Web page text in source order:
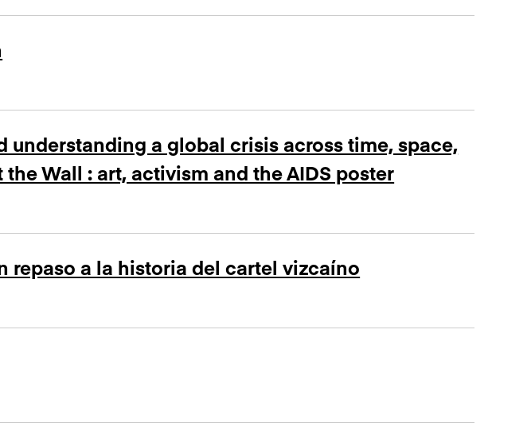
understanding a global crisis across time, space,
Wall : art, activism and the AIDS poster
repaso a la historia del cartel vizcaíno